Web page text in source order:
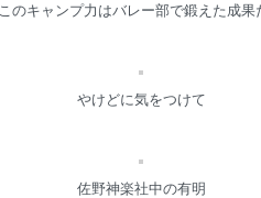
このキャンプ力はバレー部で鍛えた成果
やけどに気をつけて
佐野神楽社中の有明